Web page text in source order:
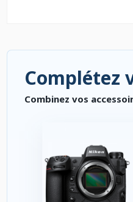
Complétez
Combinez vos